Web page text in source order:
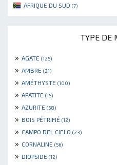
AFRIQUE DU SUD (7)
TYPE DE
» AGATE (125)
» AMBRE (21)
» AMÉTHYSTE (100)
» APATITE (15)
» AZURITE (58)
» BOIS PÉTRIFIÉ (12)
» CAMPO DEL CIELO (23)
» CORNALINE (56)
» DIOPSIDE (12)